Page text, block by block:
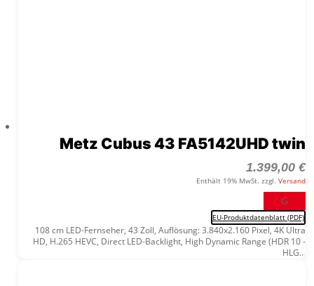
Metz Cubus 43 FA5142UHD twin
1.399,00 €
Enthält 19% MwSt. zzgl. Versand
G
EU-Produktdatenblatt (PDF)
108 cm LED-Fernseher, 43 Zoll, Auflösung: 3.840x2.160 Pixel, 4K Ultra
HD, H.265 HEVC, Direct LED-Backlight, High Dynamic Range (HDR 10 -
HLG...